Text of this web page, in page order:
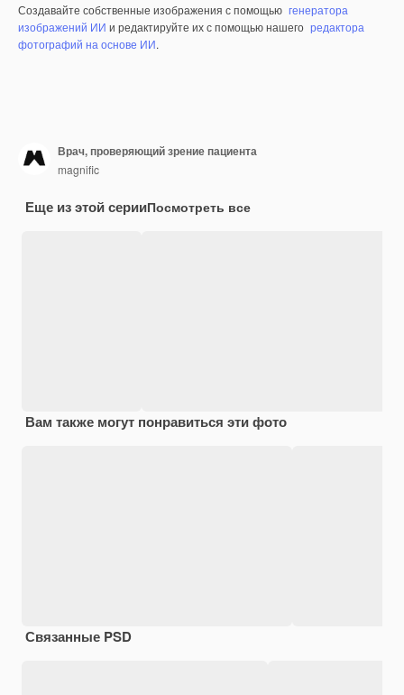
Создавайте собственные изображения с помощью генератора
изображений ИИ и редактируйте их с помощью нашего редактора
фотографий на основе ИИ.
Врач, проверяющий зрение пациента
magnific
Еще из этой серииПосмотреть все
Вам также могут понравиться эти фото
Связанные PSD